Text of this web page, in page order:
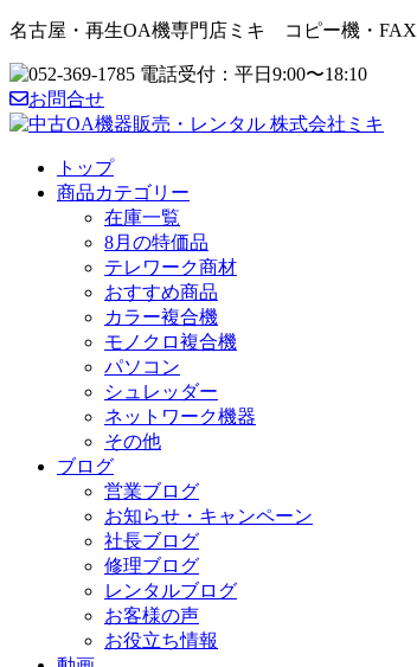
名古屋・再生OA機専門店ミキ コピー機・
お問合せ
トップ
商品カテゴリー
在庫一覧
8月の特価品
テレワーク商材
おすすめ商品
カラー複合機
モノクロ複合機
パソコン
シュレッダー
ネットワーク機器
その他
ブログ
営業ブログ
お知らせ・キャンペーン
社長ブログ
修理ブログ
レンタルブログ
お客様の声
お役立ち情報